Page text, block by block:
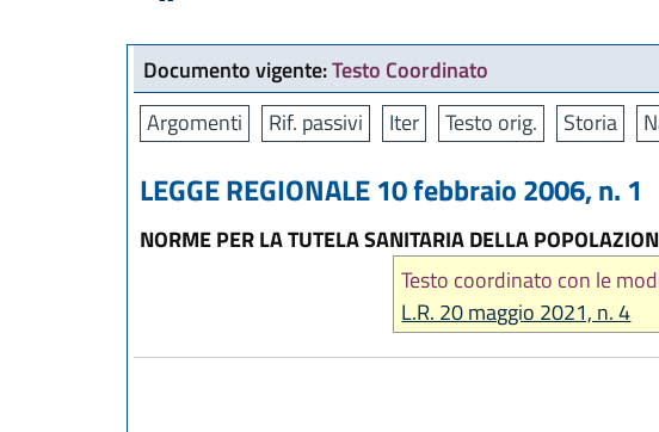
Documento vigente:Testo Coordinato
Argomenti
Rif. passivi Iter Testo orig. Storia
LEGGE REGIONALE 10 febbraio 2006, n. 1
NORME PER LA TUTELA SANITARIA DELLA
Testo coordinato con le
L.R. 20 maggio 2021, n. 4